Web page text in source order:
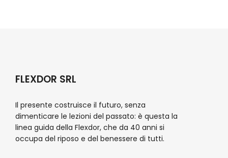
FLEXDOR SRL
Il presente costruisce il futuro, senza
dimenticare le lezioni del passato: è questa la
linea guida della Flexdor, che da 40 anni si
occupa del riposo e del benessere di tutti.